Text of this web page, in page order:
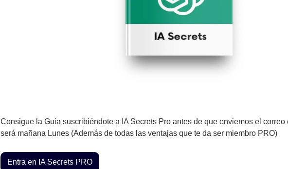
Consigue la Guia suscribiéndote a IA Secrets Pro antes de que enviemos el correo
será mañana Lunes (Además de todas las ventajas que te da ser miembro PRO)
Entra en IA Secrets PRO